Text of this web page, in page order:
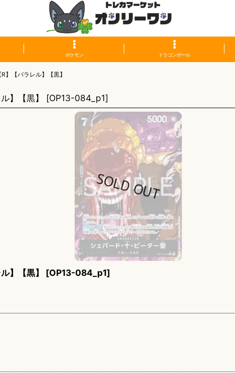
ポケモン ドラゴンボール
】【パラレル】【黒】
】【黒】 [OP13-084_p1]
】【黒】 [OP13-084_p1]